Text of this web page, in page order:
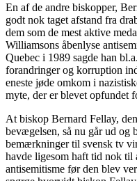
En af de andre biskopper,
godt nok taget afstand fra
dem som de mest aktive
Williamsons åbenlyse
Quebec i 1989 sagde han
forandringer og korruption
eneste jøde omkom i
myte, der er blevet opfundet
At biskop Bernard Fellay,
bevægelsen, så nu går ud og
bemærkninger til svensk tv
havde ligesom haft tid nok til
antisemitisme før den blev